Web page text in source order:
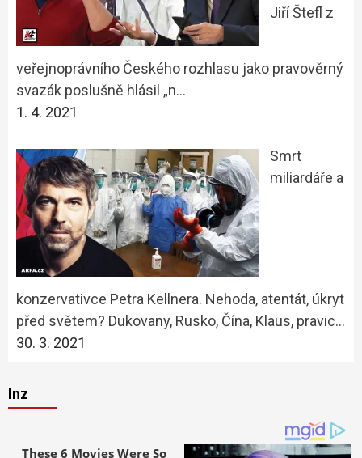
Jiří Štefl z
veřejnoprávního Českého rozhlasu jako pravověrný
svazák poslušně hlásil „n…
1. 4. 2021
Smrt
miliardáře a
konzervativce Petra Kellnera. Nehoda, atentát, úkryt
před světem? Dukovany, Rusko, Čína, Klaus, pravic…
30. 3. 2021
Inz